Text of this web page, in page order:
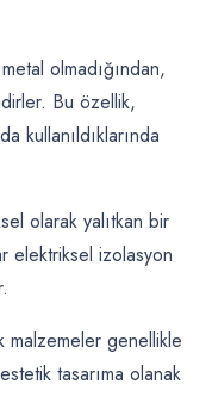
olmadığından,
Bu özellik,
kullanıldıklarında
olarak yalıtkan bir
elektriksel izolasyon
malzemeler genellikle
tasarıma olanak